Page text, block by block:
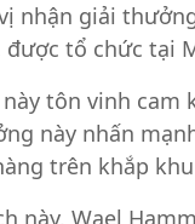
nhận giải
được tổ chức tại
tôn vinh cam
này nhấn
trên khắp